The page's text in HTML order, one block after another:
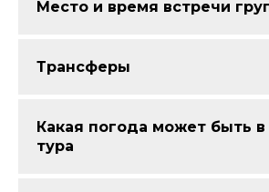
Место и время встречи
Трансферы
Какая погода может быть в
тура
Рыбалка
Скалолазание
Экскурсии